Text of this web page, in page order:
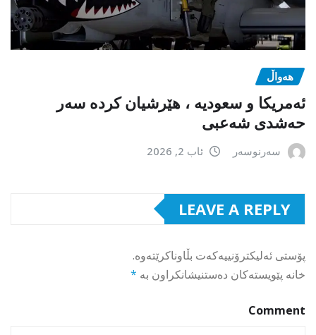
هەواڵ
ئەمریکا و سعودیە ، هێرشیان کردە سەر
حەشدی شەعبی
سەرنوسەر ئاب 2, 2026
LEAVE A REPLY
پۆستی ئەلیکترۆنییەکەت بڵاوناکرێتەوە.
خانە پێویستەکان دەستنیشانکراون بە *
Comment